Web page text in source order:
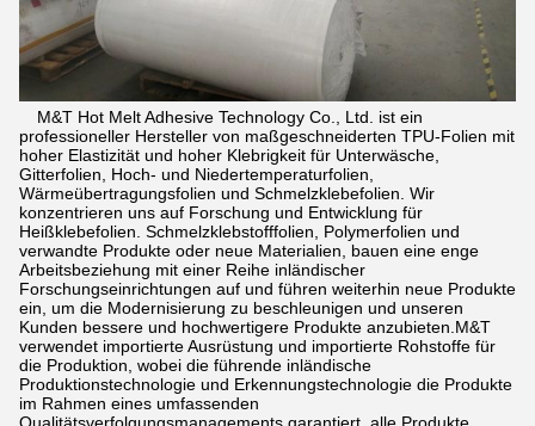
M&T Hot Melt Adhesive Technology Co., Ltd. ist ein
professioneller Hersteller von maßgeschneiderten TPU-Folien mit
hoher Elastizität und hoher Klebrigkeit für Unterwäsche,
Gitterfolien, Hoch- und Niedertemperaturfolien,
Wärmeübertragungsfolien und Schmelzklebefolien. Wir
konzentrieren uns auf Forschung und Entwicklung für
Heißklebefolien. Schmelzklebstofffolien, Polymerfolien und
verwandte Produkte oder neue Materialien, bauen eine enge
Arbeitsbeziehung mit einer Reihe inländischer
Forschungseinrichtungen auf und führen weiterhin neue Produkte
ein, um die Modernisierung zu beschleunigen und unseren
Kunden bessere und hochwertigere Produkte anzubieten.M&T
verwendet importierte Ausrüstung und importierte Rohstoffe für
die Produktion, wobei die führende inländische
Produktionstechnologie und Erkennungstechnologie die Produkte
im Rahmen eines umfassenden